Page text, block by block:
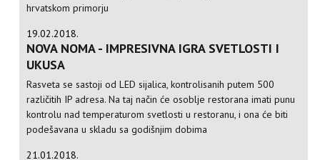
hrvatskom primorju
19.02.2018.
NOVA NOMA - IMPRESIVNA IGRA SVETLOSTI I
UKUSA
Rasveta se sastoji od LED sijalica, kontrolisanih putem 500
različitih IP adresa. Na taj način će osoblje restorana imati punu
kontrolu nad temperaturom svetlosti u restoranu, i ona će biti
podešavana u skladu sa godišnjim dobima
21.01.2018.